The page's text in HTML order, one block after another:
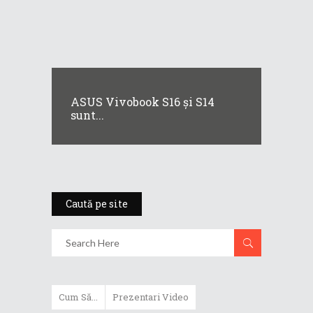
ASUS Vivobook S16 și S14
sunt...
Caută pe site
Cum Să... Prezentari Video